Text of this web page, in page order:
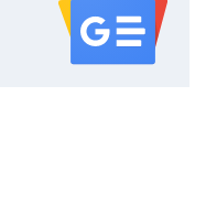
serwisu